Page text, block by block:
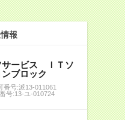
報
サービス ＩＴソ
ブロック
番号:派13-011061
号:13-ユ-010724